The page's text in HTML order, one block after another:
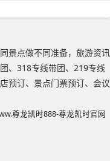
景点做不同准备，旅游资讯
、318专线带团、219专线
预订、景点门票预订、会议
尊龙凯时888-尊龙凯时官网